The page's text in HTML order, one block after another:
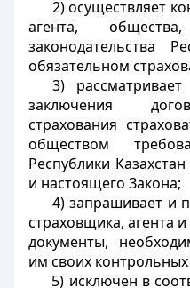
2) осуществляет
агента,
законодательства
обязательном
3)
заключения
страхования
обществом
Республики
и настоящего Закона;
4) запрашивает и
страховщика, агента
документы,
им своих
5) исключен в